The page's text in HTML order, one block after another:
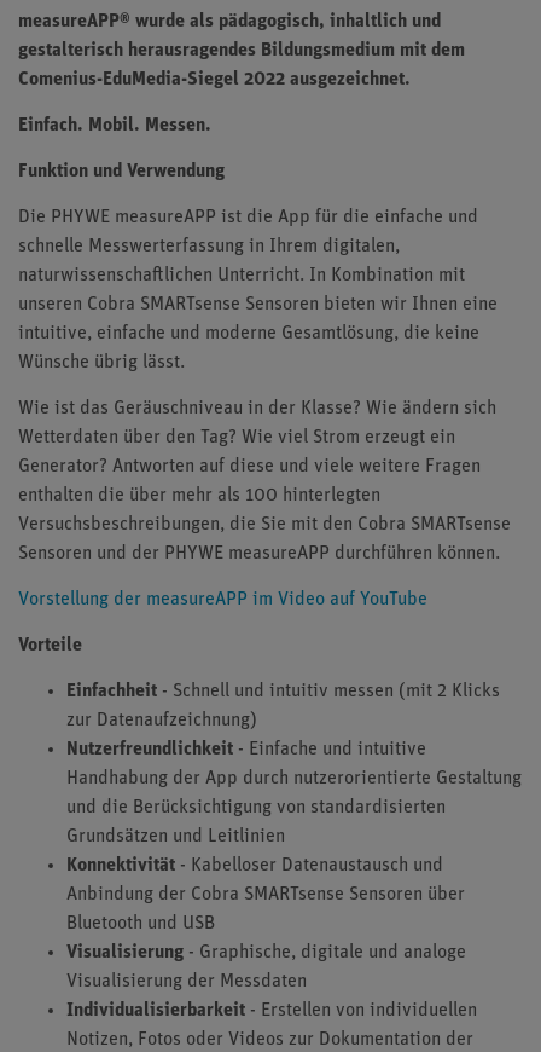
measureAPP® wurde als pädagogisch, inhaltlich und
gestalterisch herausragendes Bildungsmedium mit dem
Comenius-EduMedia-Siegel 2022 ausgezeichnet.
Einfach. Mobil. Messen.
Funktion und Verwendung
Die PHYWE measureAPP ist die App für die einfache und
schnelle Messwerterfassung in Ihrem digitalen,
naturwissenschaftlichen Unterricht. In Kombination mit
unseren Cobra SMARTsense Sensoren bieten wir Ihnen eine
intuitive, einfache und moderne Gesamtlösung, die keine
Wünsche übrig lässt.
Wie ist das Geräuschniveau in der Klasse? Wie ändern sich
Wetterdaten über den Tag? Wie viel Strom erzeugt ein
Generator? Antworten auf diese und viele weitere Fragen
enthalten die über mehr als 100 hinterlegten
Versuchsbeschreibungen, die Sie mit den Cobra SMARTsense
Sensoren und der PHYWE measureAPP durchführen können.
Vorstellung der measureAPP im Video auf YouTube
Vorteile
Einfachheit - Schnell und intuitiv messen (mit 2 Klicks
zur Datenaufzeichnung)
Nutzerfreundlichkeit - Einfache und intuitive
Handhabung der App durch nutzerorientierte Gestaltung
und die Berücksichtigung von standardisierten
Grundsätzen und Leitlinien
Konnektivität - Kabelloser Datenaustausch und
Anbindung der Cobra SMARTsense Sensoren über
Bluetooth und USB
Visualisierung - Graphische, digitale und analoge
Visualisierung der Messdaten
Individualisierbarkeit - Erstellen von individuellen
Notizen, Fotos oder Videos zur Dokumentation der